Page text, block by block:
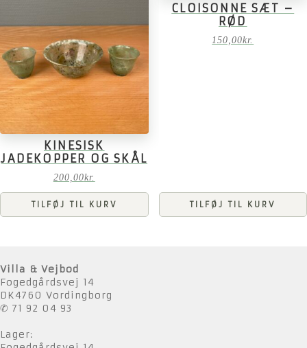
KINESISK
JADEKOPPER OG SKÅL
200,00kr.
TILFØJ TIL KURV
CLOISONNE SÆT –
RØD
150,00kr.
TILFØJ TIL KURV
Villa & Vejbod
Fogedgårdsvej 14
DK4760 Vordingborg
✆ 71 92 04 93
Lager: